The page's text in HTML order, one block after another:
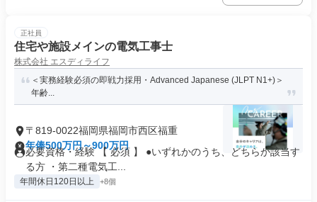
正社員
住宅や施設メインの電気工事士
株式会社 エスディライフ
＜実務経験必須の即戦力採用・Advanced Japanese (JLPT N1+)＞
年齢...
〒819-0022福岡県福岡市西区福重
年俸500万円～900万円
必要資格・経験 【 必須 】 ●いずれかのうち、どちらか該当す
る方 ・第二種電気工...
年間休日120日以上 +8個